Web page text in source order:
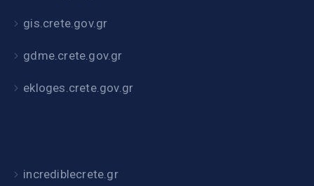
gis.crete.gov.gr
gdme.crete.gov.gr
ekloges.crete.gov.gr
incrediblecrete.gr